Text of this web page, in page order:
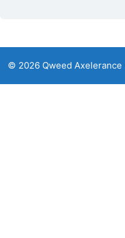
© 2026 Qweed Axelerance